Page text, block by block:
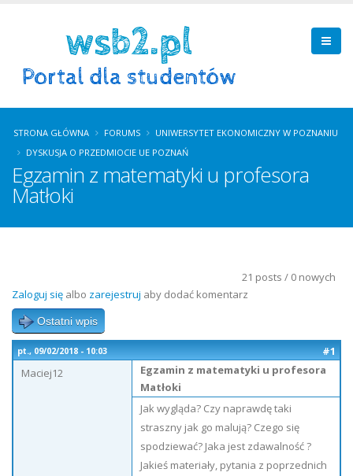
STRONA GŁÓWNA FORUMS
UNIWERSYTET EKONOMICZNY W POZNANIU
DYSKUSJA O PRZEDMIOCIE UE POZNAŃ
Egzamin z matematyki u profesora
Matłoki
21 posts / 0 nowych
Zaloguj się albo zarejestruj aby dodać komentarz
Ostatni wpis
pt., 09/02/2018 - 10:03
#1
Maciej12
Egzamin z matematyki u profesora
Matłoki
Jak wygląda? Czy naprawdę taki
straszny jak go malują? Czego się
spodziewać? Jaka jest zdawalność ?
Jakieś materiały, pytania z poprzednich